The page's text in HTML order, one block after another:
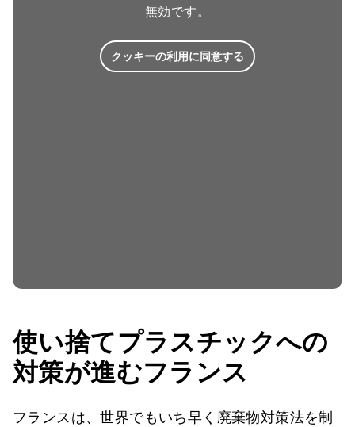
無効です。
クッキーの利用に同意する
使い捨てプラスチックへの
対策が進むフランス
フランスは、世界でもいち早く廃棄物対策法を制